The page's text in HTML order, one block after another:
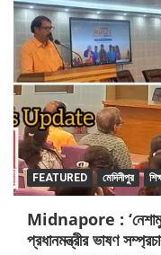
FEATURED মেদিনীপুর
Midnapore :
প্রধানমন্ত্রীর ভাষণ